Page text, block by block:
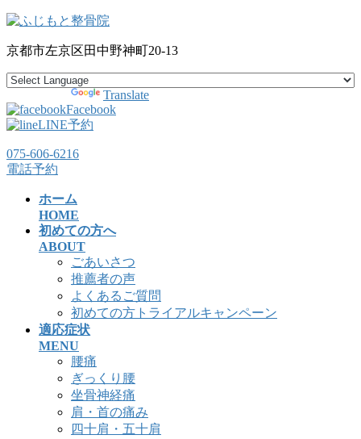
コ
テ
ン
ツ
へ
ス
ッ
プ
ナ
ゲ
ー
シ
ョ
ン
移
動
京都市左京区田中野神町20-13
Translate
Facebook
LINE予約
075-606-6216
電話予約
ホーム
HOME
初めての方へ
ABOUT
ごあいさつ
推薦者の声
よくあるご質問
初めての方トライアルキャンペーン
適応症状
MENU
腰痛
ぎっくり腰
坐骨神経痛
肩・首の痛み
四十肩・五十肩